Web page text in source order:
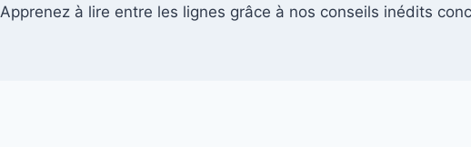
Apprenez à lire entre les lignes grâce à nos conseils inédits